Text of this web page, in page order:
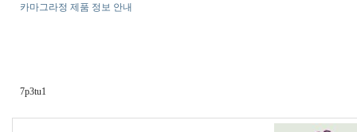
카마그라정 제품 정보 안내
7p3tu1